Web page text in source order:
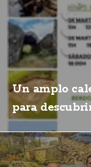
Un amplo
para